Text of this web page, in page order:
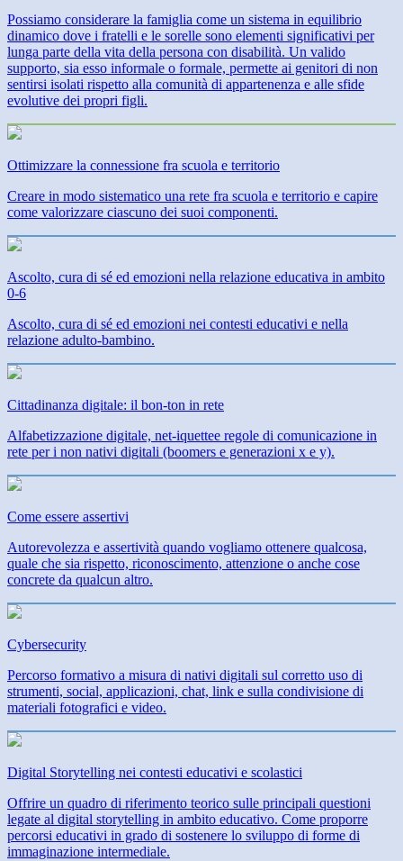
Possiamo considerare la famiglia come un sistema in equilibrio
dinamico dove i fratelli e le sorelle sono elementi significativi per
lunga parte della vita della persona con disabilità. Un valido
supporto, sia esso informale o formale, permette ai genitori di non
sentirsi isolati rispetto alla comunità di appartenenza e alle sfide
evolutive dei propri figli.
Ottimizzare la connessione fra scuola e territorio
Creare in modo sistematico una rete fra scuola e territorio e capire
come valorizzare ciascuno dei suoi componenti.
Ascolto, cura di sé ed emozioni nella relazione educativa in ambito
0-6
Ascolto, cura di sé ed emozioni nei contesti educativi e nella
relazione adulto-bambino.
Cittadinanza digitale: il bon-ton in rete
Alfabetizzazione digitale, net-iquettee regole di comunicazione in
rete per i non nativi digitali (boomers e generazioni x e y).
Come essere assertivi
Autorevolezza e assertività quando vogliamo ottenere qualcosa,
quale che sia rispetto, riconoscimento, attenzione o anche cose
concrete da qualcun altro.
Cybersecurity
Percorso formativo a misura di nativi digitali sul corretto uso di
strumenti, social, applicazioni, chat, link e sulla condivisione di
materiali fotografici e video.
Digital Storytelling nei contesti educativi e scolastici
Offrire un quadro di riferimento teorico sulle principali questioni
legate al digital storytelling in ambito educativo. Come proporre
percorsi educativi in grado di sostenere lo sviluppo di forme di
immaginazione intermediale.